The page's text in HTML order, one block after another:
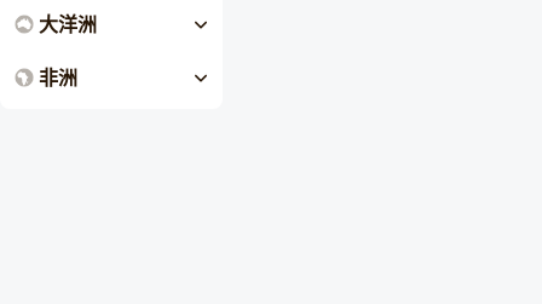
大洋洲
非洲